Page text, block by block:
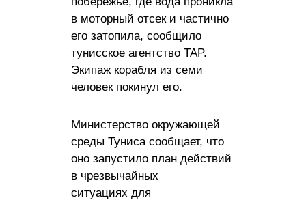
в моторный отсек и частично
его затопила, сообщило
тунисское агентство TAP.
Экипаж корабля из семи
человек покинул его.
Министерство окружающей
среды Туниса сообщает, что
оно запустило план действий
в чрезвычайных
ситуациях для